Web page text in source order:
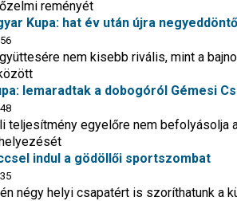
reményét
Kupa: hat év után újra
nem kisebb rivális, mint a
lemaradtak a dobogóról Gémesi
teljesítmény egyelőre nem befolyásolja
indul a gödöllői sportszombat
négy helyi csapatért is szoríthatunk a